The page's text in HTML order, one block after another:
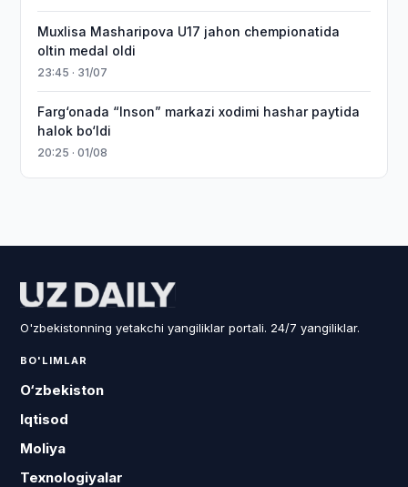
Muxlisa Masharipova U17 jahon chempionatida
oltin medal oldi
23:45 · 31/07
Farg‘onada “Inson” markazi xodimi hashar paytida
halok bo‘ldi
20:25 · 01/08
O'zbekistonning yetakchi yangiliklar portali. 24/7 yangiliklar.
BO'LIMLAR
O‘zbekiston
Iqtisod
Moliya
Texnologiyalar